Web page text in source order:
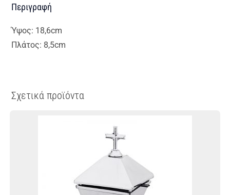
Περιγραφή
Ύψος: 18,6cm
Πλάτος: 8,5cm
Σχετικά προϊόντα